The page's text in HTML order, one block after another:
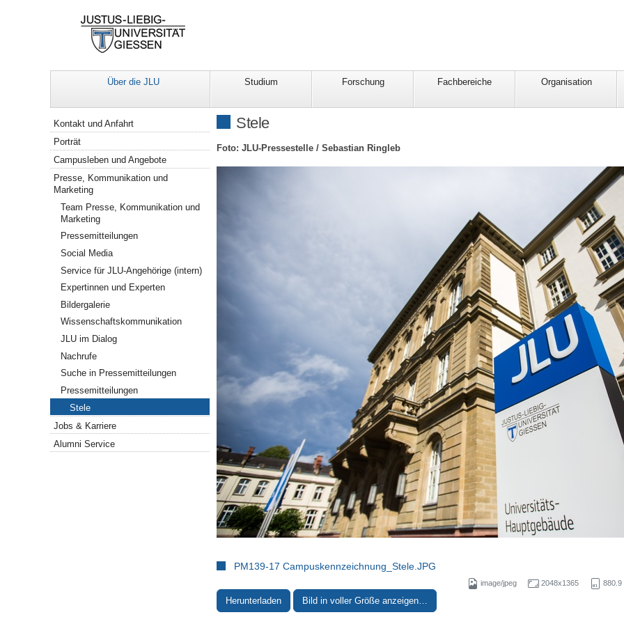
Über die JLU Studium Forschung Fachbereiche Organisation
Stele
Foto: JLU-Pressestelle / Sebastian Ringleb
PM139-17 Campuskennzeichnung_Stele.JPG
image/jpeg 2048x1365 880.9
Herunterladen Bild in voller Größe anzeigen…
Navigation
Kontakt und Anfahrt
Porträt
Campusleben und Angebote
Presse, Kommunikation und
Marketing
Team Presse, Kommunikation und
Marketing
Pressemitteilungen
Social Media
Service für JLU-Angehörige (intern)
Expertinnen und Experten
Bildergalerie
Wissenschaftskommunikation
JLU im Dialog
Nachrufe
Suche in Pressemitteilungen
Pressemitteilungen
Stele
Jobs & Karriere
Alumni Service